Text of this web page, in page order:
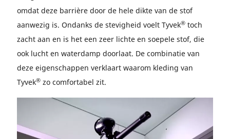
omdat deze barrière door de hele dikte van de stof
aanwezig is. Ondanks de stevigheid voelt Tyvek® toch
zacht aan en is het een zeer lichte en soepele stof, die
ook lucht en waterdamp doorlaat. De combinatie van
deze eigenschappen verklaart waarom kleding van
Tyvek® zo comfortabel zit.